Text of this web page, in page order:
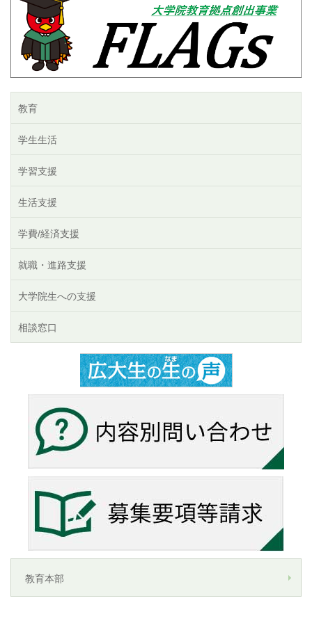
教育
学生生活
学習支援
生活支援
学費/経済支援
就職・進路支援
大学院生への支援
相談窓口
教育本部